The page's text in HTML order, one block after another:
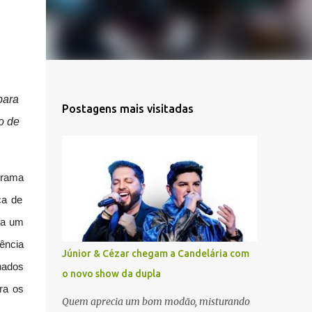
de
de
um
os
Postagens mais visitadas
Júnior & Cézar chegam a Candelária com
o novo show da dupla
Quem aprecia um bom modão, misturando